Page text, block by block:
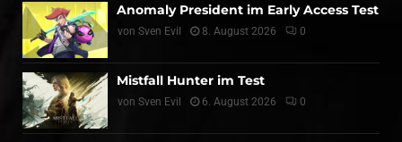
Anomaly President im Early Access Test
von Sven Evil 8. August 2026 0
Mistfall Hunter im Test
von Sven Evil 6. August 2026 0